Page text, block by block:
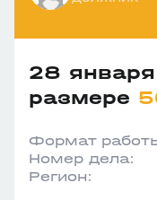
28
размере
Формат
Номер дела:
Регион: